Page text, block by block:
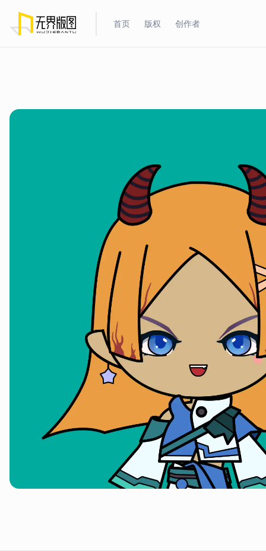
首页 版权 创作者